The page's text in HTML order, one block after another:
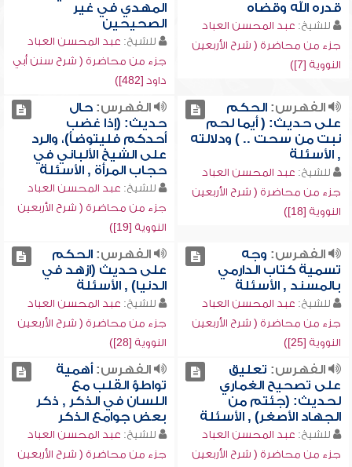
قدره الله وقضاه
للشيخ: عبد المحسن العباد
جزء من محاضرة ( شرح الأربعين
النووية [7])
المهدي في غير
الصحيحين
للشيخ: عبد المحسن العباد
جزء من محاضرة ( شرح سنن أبي
داود [482])
الفهرس:الحكم
على حديث: ( أيما لحم
نبت من سحت .. ) ودلالته
, الأسئلة
للشيخ: عبد المحسن العباد
جزء من محاضرة ( شرح الأربعين
النووية [18])
الفهرس:حال
حديث: (إذا غضب
أحدكم فليتوضأ)، والرد
على الشيخ الألباني في
حجاب المرأة , الأسئلة
للشيخ: عبد المحسن العباد
جزء من محاضرة ( شرح الأربعين
النووية [19])
الفهرس: وجه
تسمية كتاب الدارمي
بالمسند , الأسئلة
للشيخ: عبد المحسن العباد
جزء من محاضرة ( شرح الأربعين
النووية [25])
الفهرس:الحكم
على حديث (ازهد في
الدنيا) , الأسئلة
للشيخ: عبد المحسن العباد
جزء من محاضرة ( شرح الأربعين
النووية [28])
الفهرس: تعليق
على تصحيح الغماري
لحديث: (جئتم من
الجهاد الأصغر) , الأسئلة
للشيخ: عبد المحسن العباد
جزء من محاضرة ( شرح الأربعين
الفهرس:أهمية
تواطؤ القلب مع
اللسان في الذكر , ذكر
بعض جوامع الذكر
للشيخ: عبد المحسن العباد
جزء من محاضرة ( شرح الأربعين